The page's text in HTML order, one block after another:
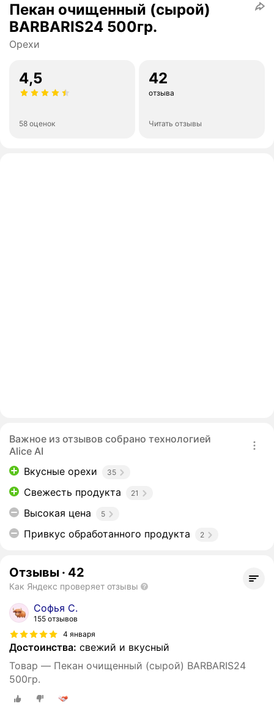
Пекан очищенный (сырой)
BARBARIS24 500гр.
Орехи
4,5
58 оценок
42
отзыва
Читать отзывы
Важное из отзывов собрано технологией
Alice AI
Вкусные орехи
35
Свежесть продукта 21
Высокая цена 5
Привкус обработанного продукта 2
Отзывы · 42
Как Яндекс проверяет отзывы
Софья С.
155 отзывов
4 января
Достоинства: свежий и вкусный
Товар — Пекан очищенный (сырой) BARBARIS24
500гр.